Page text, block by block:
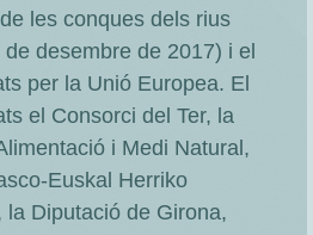
les conques dels rius
desembre de 2017) i el
per la Unió Europea. El
el Consorci del Ter, la
i Medi Natural,
Euskal Herriko
Diputació de Girona,